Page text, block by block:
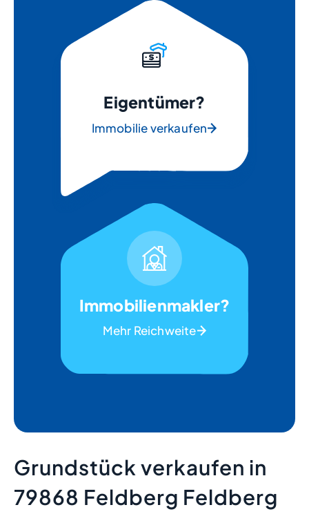
Eigentümer?
Immobilie verkaufen
Immobilienmakler?
Mehr Reichweite
Grundstück verkaufen in
79868 Feldberg Feldberg